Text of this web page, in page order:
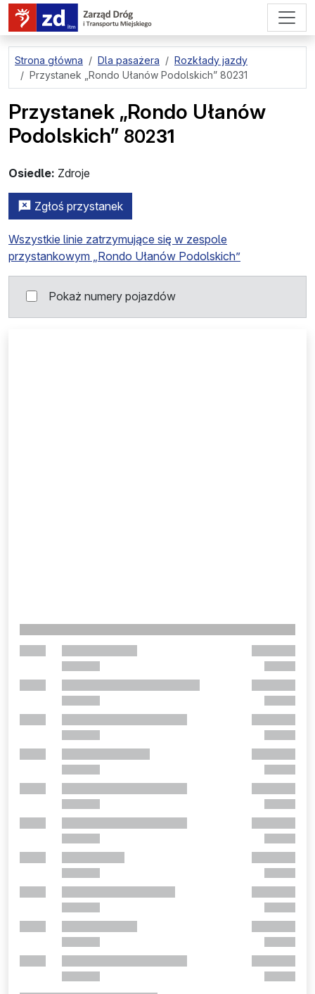
przejdź do treści strony
Strona główna Dla pasażera
Rozkłady jazdy
Przystanek
„Rondo Ułanów Podolskich” 80231
Przystanek „Rondo Ułanów
Podolskich” 80231
Osiedle: Zdroje
Zgłoś przystanekzgłoś przystanek nr 80231
Wszystkie linie zatrzymujące się w zespole
przystankowym „Rondo Ułanów Podolskich”
Pokaż numery pojazdów